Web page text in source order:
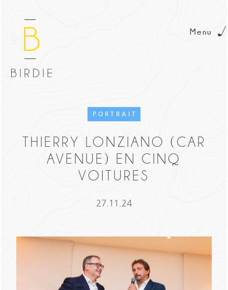
PORTRAIT
THIERRY LONZIANO (CAR
AVENUE) EN CINQ
VOITURES
27.11.24
Menu